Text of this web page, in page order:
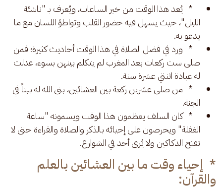
* يُعد هذا الوقت من خير الساعات، ويُعرف بـ "ناشئة
الليل"، حيث يسهل فيه حضور القلب وتواطؤ اللسان مع ما
يدعو به.
* ورد في فضل الصلاة في هذا الوقت أحاديث كثيرة؛ فمن
صلى ست ركعات بعد المغرب لم يتكلم بينهن بسوء، عدلت
له عبادة اثنتي عشرة سنة.
* من صلى عشرين ركعة بين العشائين، بنى الله له بيتاً في
الجنة.
* كان السلف يعظمون هذا الوقت ويسمونه "ساعة
الغفلة" ويحرصون على إحيائه بالذكر والصلاة والقراءة حتى لا
تفتح الدكاكين ولا يُرى أحد في الشوارع.
* إحياء وقت ما بين العشائين بالعلم
والقرآن: